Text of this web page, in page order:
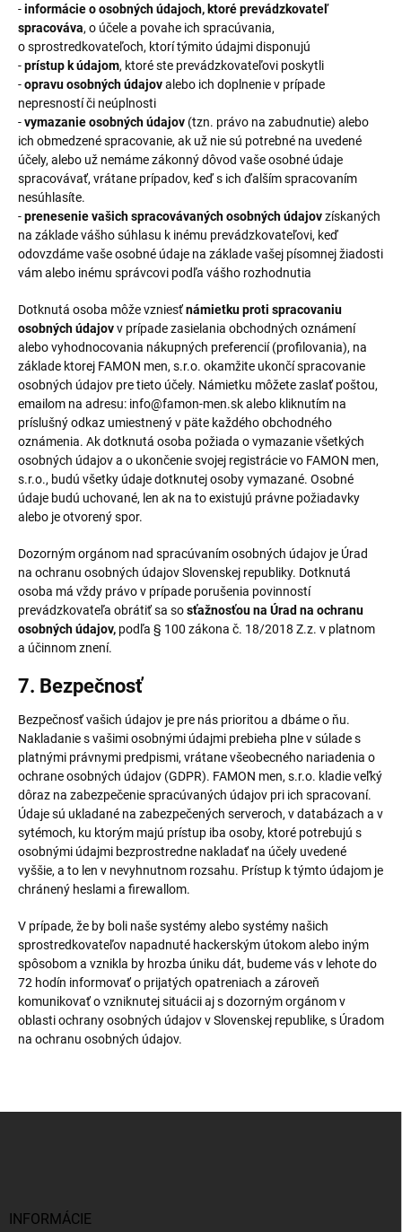
-informácie o osobných údajoch, ktoré prevádzkovateľ
spracováva, o účele a povahe ich spracúvania,
o sprostredkovateľoch, ktorí týmito údajmi disponujú
-prístup k údajom, ktoré ste prevádzkovateľovi poskytli
-opravu osobných údajovalebo ich doplnenie v prípade
nepresností či neúplnosti
-vymazanie osobných údajov (tzn. právo na zabudnutie) alebo
ich obmedzené spracovanie, ak už nie sú potrebné na uvedené
účely, alebo už nemáme zákonný dôvod vaše osobné údaje
spracovávať, vrátane prípadov, keď s ich ďalším spracovaním
nesúhlasíte.
-prenesenie vašich spracovávaných osobných údajovzískaných
na základe vášho súhlasu k inému prevádzkovateľovi, keď
odovzdáme vaše osobné údaje na základe vašej písomnej žiadosti
vám alebo inému správcovi podľa vášho rozhodnutia
Dotknutá osoba môže vzniesťnámietku proti spracovaniu
osobných údajovv prípade zasielania obchodných oznámení
alebo vyhodnocovania nákupných preferencií (profilovania), na
základe ktorej FAMON men, s.r.o. okamžite ukončí spracovanie
osobných údajov pre tieto účely. Námietku môžete zaslať poštou,
emailom na adresu: info@famon-men.sk alebo kliknutím na
príslušný odkaz umiestnený v päte každého obchodného
oznámenia. Ak dotknutá osoba požiada o vymazanie všetkých
osobných údajov a o ukončenie svojej registrácie vo FAMON men,
s.r.o., budú všetky údaje dotknutej osoby vymazané. Osobné
údaje budú uchované, len ak na to existujú právne požiadavky
alebo je otvorený spor.
Dozorným orgánom nad spracúvaním osobných údajov je Úrad
na ochranu osobných údajov Slovenskej republiky. Dotknutá
osoba má vždy právo v prípade porušenia povinností
prevádzkovateľa obrátiť sa sosťažnosťou na Úrad na ochranu
osobných údajov, podľa § 100 zákona č. 18/2018 Z.z. v platnom
a účinnom znení.
7. Bezpečnosť
Bezpečnosť vašich údajov je pre nás prioritou a dbáme o ňu.
Nakladanie s vašimi osobnými údajmi prebieha plne v súlade s
platnými právnymi predpismi, vrátane všeobecného nariadenia o
ochrane osobných údajov (GDPR). FAMON men, s.r.o. kladie veľký
dôraz na zabezpečenie spracúvaných údajov pri ich spracovaní.
Údaje sú ukladané na zabezpečených serveroch, v databázach a v
sytémoch, ku ktorým majú prístup iba osoby, ktoré potrebujú s
osobnými údajmi bezprostredne nakladať na účely uvedené
vyššie, a to len v nevyhnutnom rozsahu. Prístup k týmto údajom je
chránený heslami a firewallom.
V prípade, že by boli naše systémy alebo systémy našich
sprostredkovateľov napadnuté hackerským útokom alebo iným
spôsobom a vznikla by hrozba úniku dát, budeme vás v lehote do
72 hodín informovať o prijatých opatreniach a zároveň
komunikovať o vzniknutej situácii aj s dozorným orgánom v
oblasti ochrany osobných údajov v Slovenskej republike, s Úradom
na ochranu osobných údajov.
INFORMÁCIE